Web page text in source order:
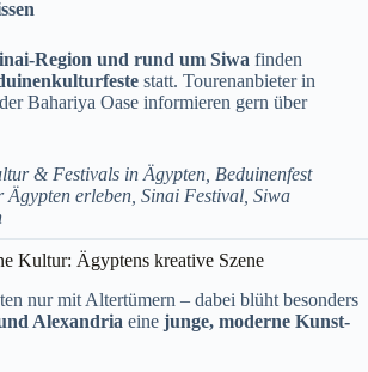
Region und rund um Siwa finden
statt. Tourenanbieter in
Bahariya Oase informieren gern über
& Festivals in Ägypten, Beduinenfest
Ägypten erleben, Sinai Festival, Siwa
Kultur: Ägyptens kreative Szene
nur mit Altertümern – dabei blüht besonders
Alexandria eine junge, moderne Kunst-